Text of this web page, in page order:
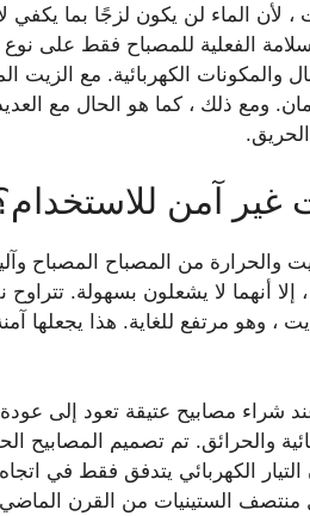
لأن الماء لن يكون لزجًا بما يكفي
الفعلية للمصباح فقط على نوع
والمكونات الكهربائية. مع الزيت
ومع ذلك ، كما هو الحال مع
غير آمن
والحرارة من المصباح المصباح
أنهما لا يشعلون بسهولة.
النار بين 233 و 275 درجة فهرنهايت ، وهو مرتفع
شراء مصابيح عتيقة تعود إلى
والحرائق. تم تصميم المصابيح
الكهربائي يتدفق فقط في
الستينيات من القرن الماضي